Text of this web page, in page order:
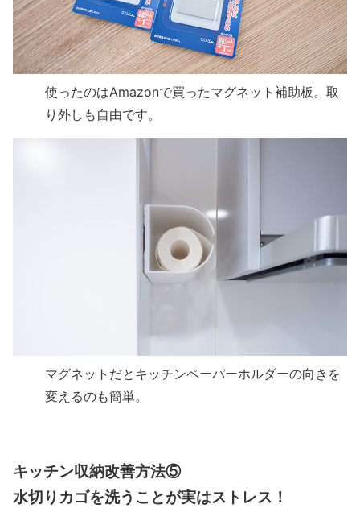
使ったのはAmazonで買ったマグネット補助板。取
り外しも自由です。
マグネットだとキッチンペーパーホルダーの向きを
変えるのも簡単。
キッチン収納改善方法⑤
水切りカゴを洗うことが実はストレス！